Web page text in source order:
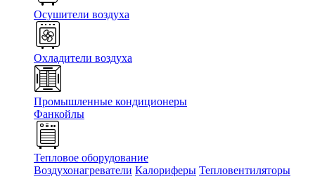
Осушители воздуха
Охладители воздуха
Промышленные кондиционеры
Фанкойлы
Тепловое оборудование
Воздухонагреватели Калориферы Тепловентиляторы